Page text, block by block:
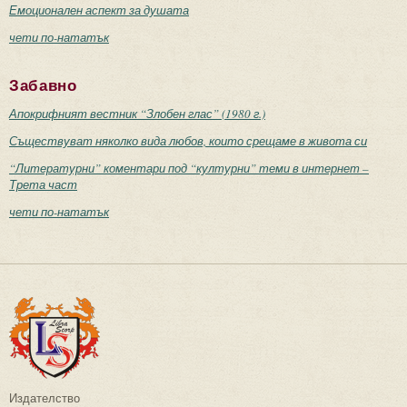
Емоционален аспект за душата
чети по-нататък
Забавно
Апокрифният вестник “Злобен глас” (1980 г.)
Съществуват няколко вида любов, които срещаме в живота си
“Литературни” коментари под “културни” теми в интернет –
Трета част
чети по-нататък
Издателство